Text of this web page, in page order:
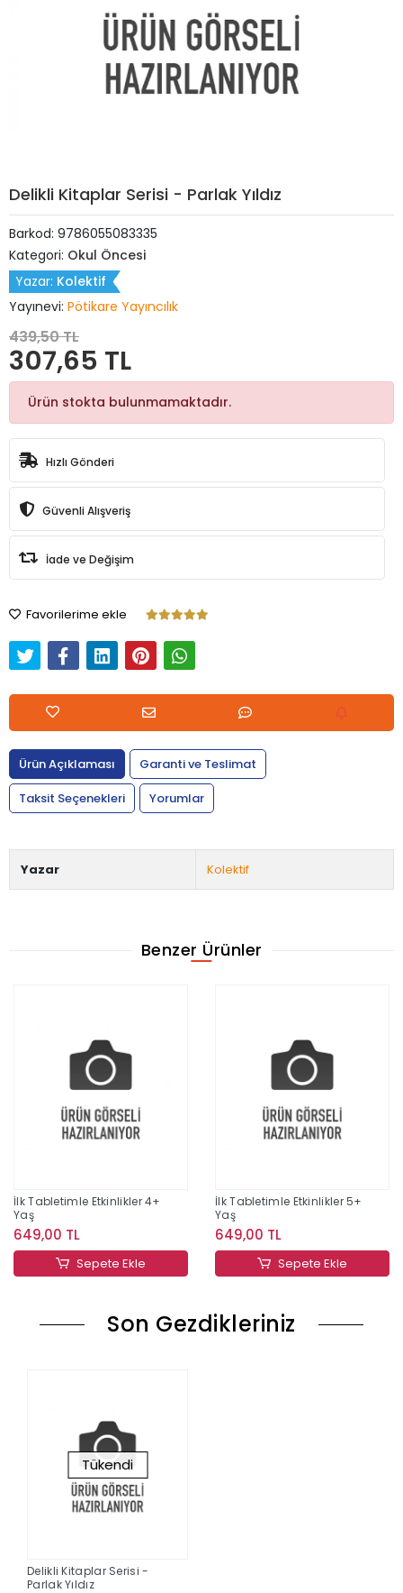
Delikli Kitaplar Serisi - Parlak Yıldız
Barkod: 9786055083335
Kategori: Okul Öncesi
Yazar: Kolektif
Yayınevi: Pötikare Yayıncılık
439,50 TL
307,65 TL
Ürün stokta bulunmamaktadır.
Hızlı Gönderi
Güvenli Alışveriş
İade ve Değişim
Favorilerime ekle
Ürün Açıklaması
Garanti ve Teslimat
Taksit Seçenekleri
Yorumlar
Yazar Kolektif
Benzer Ürünler
İlk Tabletimle Etkinlikler 4+
Yaş
649,00 TL
Sepete Ekle
İlk Tabletimle Etkinlikler 5+
Yaş
649,00 TL
Sepete Ekle
Son Gezdikleriniz
Tükendi
Delikli Kitaplar Serisi -
Parlak Yıldız